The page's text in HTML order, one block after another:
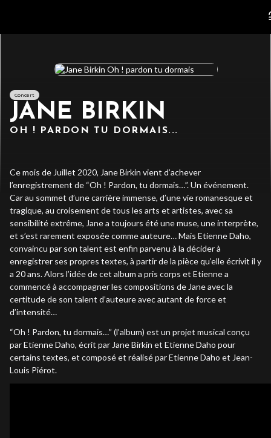
Concert
JANE BIRKIN
OH ! PARDON TU DORMAIS...
Ce mois de Juillet 2020, Jane Birkin vient d’achever
l’enregistrement de “Oh ! Pardon, tu dormais…”. Un événement.
Car au sommet d’une carrière immense, d’une vie romanesque et
tragique, au croisement de tous les arts et artistes, avec sa
sensibilité extrême, Jane a toujours été une muse, une interprète,
et s’est rarement exposée comme auteure… Mais Etienne Daho,
convaincu par son talent est enfin parvenu à la décider à
enregistrer ses propres textes, à partir de la pièce qu’elle écrivit il y
a 20 ans. Alors l’idée de cet album a pris corps et Etienne a
commencé à accompagner les compositions de Jane avec la
certitude de son talent d’auteure avec autant de force et
d’intensité…
“Oh ! Pardon, tu dormais…” (l’album) est un projet musical conçu
par Etienne Daho, écrit par Jane Birkin et Etienne Daho pour
certains textes, et composé et réalisé par Etienne Daho et Jean-
Louis Piérot.